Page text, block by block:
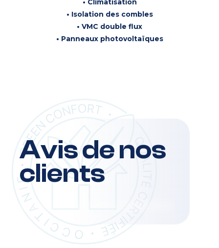
• Isolation des combles
• VMC double flux
• Panneaux photovoltaïques
Avis de nos
clients